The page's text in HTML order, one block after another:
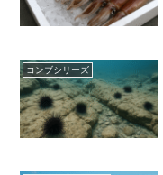
コンブシリーズ